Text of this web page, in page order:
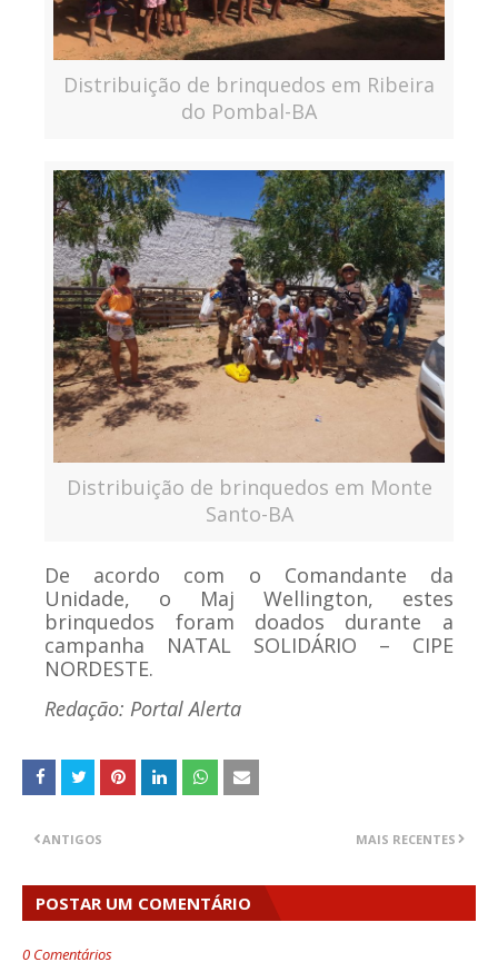
Distribuição de brinquedos em Ribeira
do Pombal-BA
Distribuição de brinquedos em Monte
Santo-BA
De acordo com o Comandante da
Unidade, o Maj Wellington, estes
brinquedos foram doados durante a
campanha NATAL SOLIDÁRIO – CIPE
NORDESTE.
Redação: Portal Alerta
MAIS RECENTES
ANTIGOS
POSTAR UM COMENTÁRIO
0 Comentários